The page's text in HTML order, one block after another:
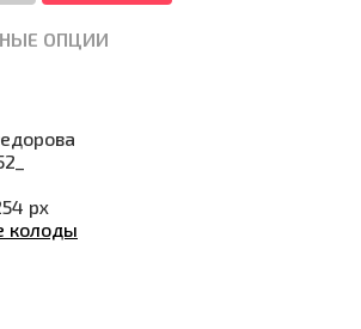
ОПЦИИ
px
колоды